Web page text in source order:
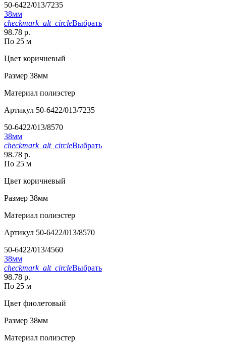
50-6422/013/7235
38мм
checkmark_alt_circleВыбрать
98.78 р.
По 25 м
Цвет коричневый
Размер 38мм
Материал полиэстер
Артикул 50-6422/013/7235
50-6422/013/8570
38мм
checkmark_alt_circleВыбрать
98.78 р.
По 25 м
Цвет коричневый
Размер 38мм
Материал полиэстер
Артикул 50-6422/013/8570
50-6422/013/4560
38мм
checkmark_alt_circleВыбрать
98.78 р.
По 25 м
Цвет фиолетовый
Размер 38мм
Материал полиэстер